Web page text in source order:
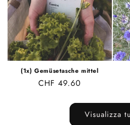
(1x) Gemüsetasche mittel
Prezzo
CHF 49.60
Visualizza